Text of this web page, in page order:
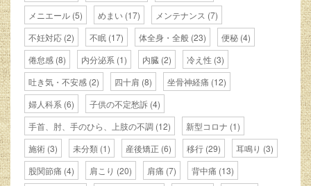
メニエール (5) めまい (17) メンテナンス (7)
不妊対応 (2) 不眠 (17) 体全身・全般 (23) 便秘 (4)
倦怠感 (8) 内分泌系 (1) 内臓 (2) 冷え性 (3)
吐き気・不安感 (2) 四十肩 (8) 坐骨神経痛 (12)
婦人科系 (6) 子供の不定愁訴 (4)
手首、肘、手のひら、上肢の不調 (12) 新型コロナ (1)
施術 (3) 未分類 (1) 産後矯正 (6) 移行 (29) 耳鳴り (3)
股関節痛 (4) 肩こり (20) 肩痛 (7) 背中痛 (13)